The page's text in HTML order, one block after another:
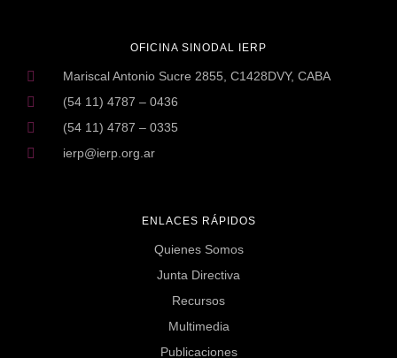
ENLACES RÁPIDOS
Quienes Somos
Junta Directiva
Recursos
Multimedia
Publicaciones
OFICINA SINODAL IERP
Mariscal Antonio Sucre 2855, C1428DVY, CABA
(54 11) 4787 – 0436
(54 11) 4787 – 0335
ierp@ierp.org.ar